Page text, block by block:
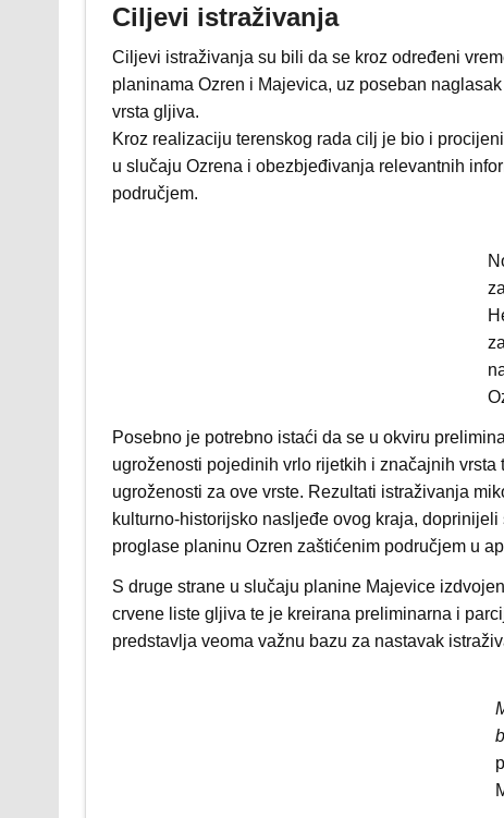
Ciljevi istraživanja
Ciljevi istraživanja su bili da se kroz određeni
planinama Ozren i Majevica, uz poseban
vrsta gljiva.
Kroz realizaciju terenskog rada cilj je bio i
u slučaju Ozrena i obezbjeđivanja relevantnih
područjem.
Posebno je potrebno istaći da se u okviru
ugroženosti pojedinih vrlo rijetkih i značajnih
ugroženosti za ove vrste. Rezultati istraživanja
kulturno-historijsko nasljeđe ovog kraja,
proglase planinu Ozren zaštićenim područjem u
S druge strane u slučaju planine Majevice
crvene liste gljiva te je kreirana preliminarna i
predstavlja veoma važnu bazu za nastavak